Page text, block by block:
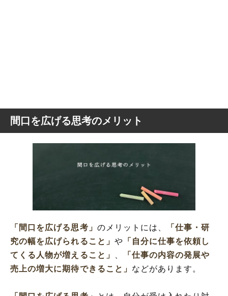
間口を広げる思考のメリット
「間口を広げる思考」 のメリットには、
「仕事・研
究の幅を広げられること」 や 「自分に仕事を依頼し
てくる人物が増えること」
「仕事の内容の発展や
売上の増大に期待できること」 などがあります。